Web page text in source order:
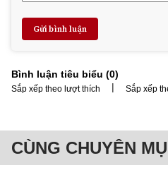
Gửi bình luận
Bình luận tiêu biểu (0)
Sắp xếp theo lượt thích | Sắp xếp
CÙNG CHUYÊN